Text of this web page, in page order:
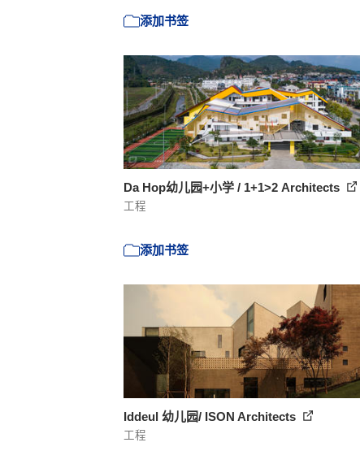
添加书签
Da Hop幼儿园+小学 / 1+1>2 Architects
工程
添加书签
Iddeul 幼儿园/ ISON Architects
工程